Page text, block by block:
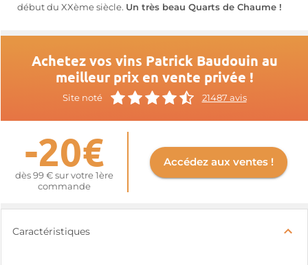
début du XXème siècle. Un très beau Quarts de Chaume !
Achetez vos vins Patrick Baudouin au
meilleur prix en vente privée !
Site noté 21487 avis
-20€
dès 99 € sur votre 1ère
commande
Accédez aux ventes !
Caractéristiques